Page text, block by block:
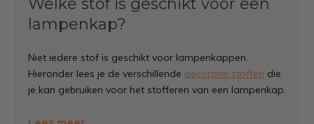
lampenkap?
Niet iedere stof is geschikt voor lampenkappen.
Hieronder lees je de verschillende decoratie stoffen die
je kan gebruiken voor het stofferen van een lampenkap.
Katoenen lampenkap stof (half